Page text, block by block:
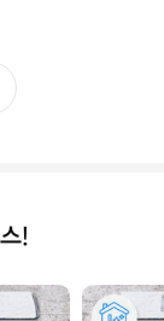
!